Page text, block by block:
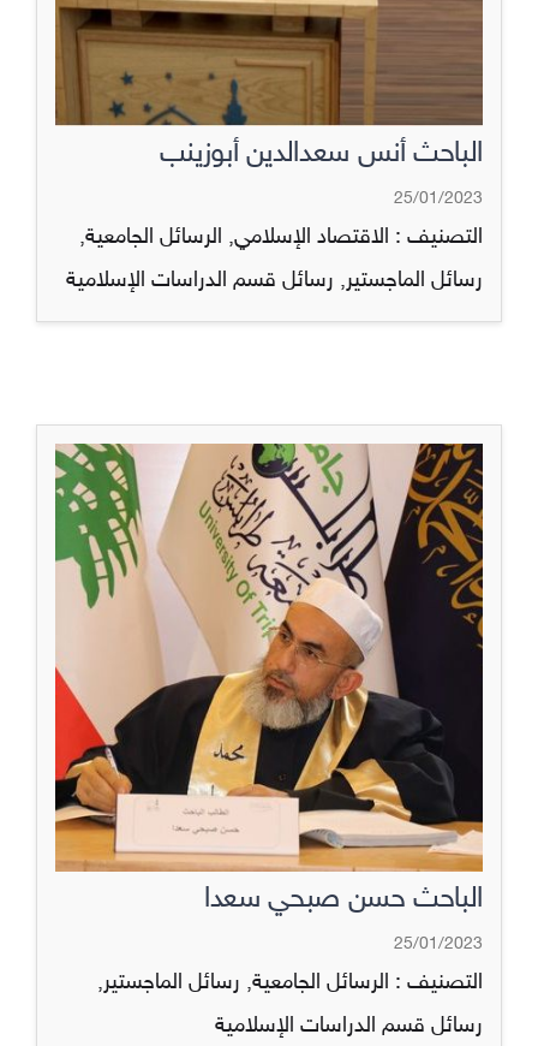
الباحث أنس سعدالدين أبوزينب
25/01/2023
التصنيف : الاقتصاد الإسلامي, الرسائل الجامعية,
رسائل الماجستير, رسائل قسم الدراسات الإسلامية
الباحث حسن صبحي سعدا
25/01/2023
التصنيف : الرسائل الجامعية, رسائل الماجستير,
رسائل قسم الدراسات الإسلامية